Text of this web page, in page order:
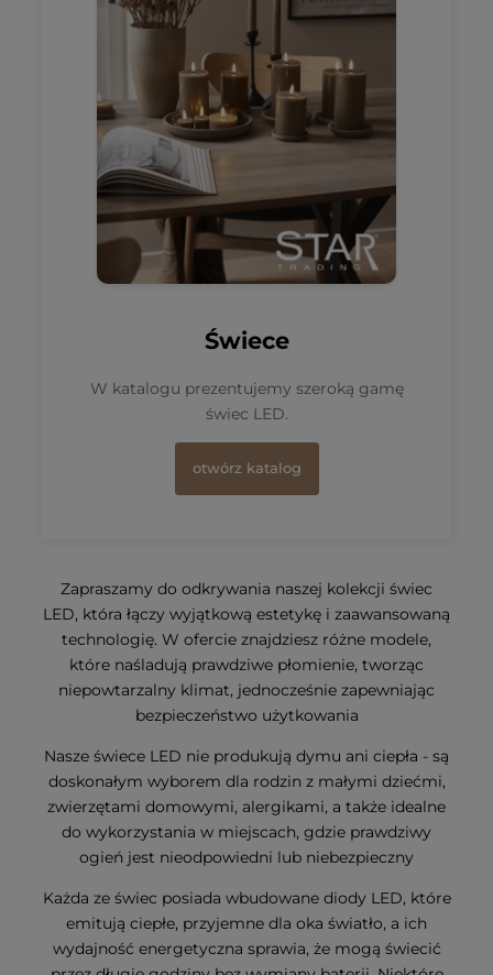
Świece
W katalogu prezentujemy szeroką gamę
świec LED.
otwórz katalog
Zapraszamy do odkrywania naszej kolekcji świec
LED, która łączy wyjątkową estetykę i zaawansowaną
technologię. W ofercie znajdziesz różne modele,
które naśladują prawdziwe płomienie, tworząc
niepowtarzalny klimat, jednocześnie zapewniając
bezpieczeństwo użytkowania
Nasze świece LED nie produkują dymu ani ciepła - są
doskonałym wyborem dla rodzin z małymi dziećmi,
zwierzętami domowymi, alergikami, a także idealne
do wykorzystania w miejscach, gdzie prawdziwy
ogień jest nieodpowiedni lub niebezpieczny
Każda ze świec posiada wbudowane diody LED, które
emitują ciepłe, przyjemne dla oka światło, a ich
wydajność energetyczna sprawia, że mogą świecić